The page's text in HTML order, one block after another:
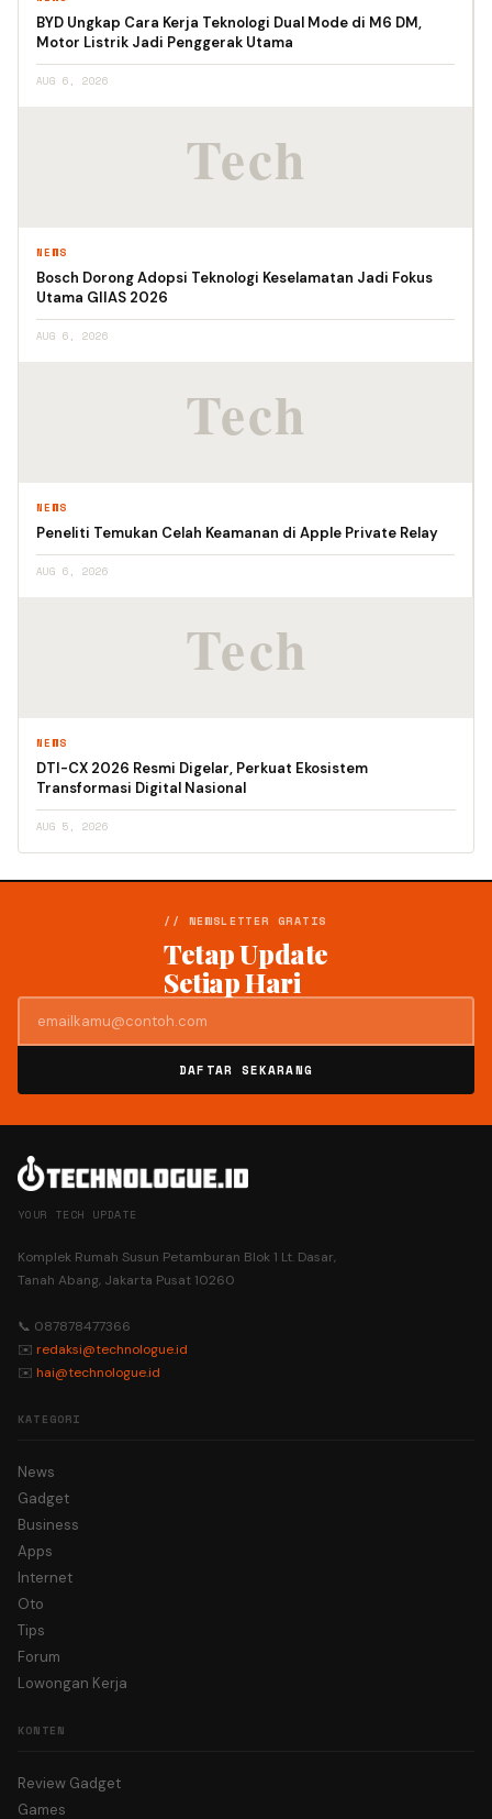
BYD Ungkap Cara Kerja Teknologi Dual Mode di M6 DM,
Motor Listrik Jadi Penggerak Utama
AUG 6, 2026
NEWS
Bosch Dorong Adopsi Teknologi Keselamatan Jadi Fokus
Utama GIIAS 2026
AUG 6, 2026
NEWS
Peneliti Temukan Celah Keamanan di Apple Private Relay
AUG 6, 2026
NEWS
DTI-CX 2026 Resmi Digelar, Perkuat Ekosistem
Transformasi Digital Nasional
AUG 5, 2026
// NEWSLETTER GRATIS
Tetap Update
Setiap Hari
DAFTAR SEKARANG
YOUR TECH UPDATE
Komplek Rumah Susun Petamburan Blok 1 Lt. Dasar,
Tanah Abang, Jakarta Pusat 10260
📞 087878477366
✉️ redaksi@technologue.id
✉️ hai@technologue.id
KATEGORI
News
Gadget
Business
Apps
Internet
Oto
Tips
Forum
Lowongan Kerja
KONTEN
Review Gadget
Games